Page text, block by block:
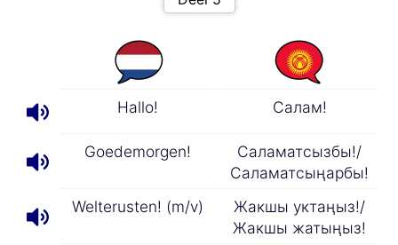
Hallo! Салам!
Goedemorgen!
Саламатсызбы!/
Саламатсыңарбы!
Welterusten! (m/v)
Жакшы уктаңыз!/
Жакшы жатыңыз!